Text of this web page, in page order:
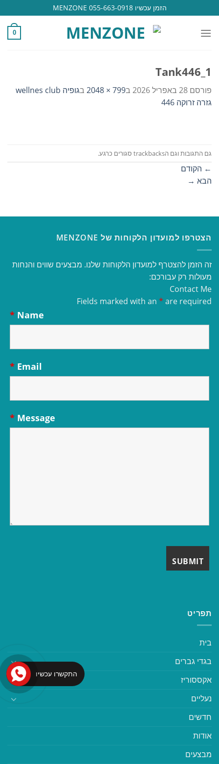
to
content
הזמן עכשיו 055-663-0918 MENZONE
0
Tank446_1
פורסם 28 באפריל 2026 ב799 × 2048 ב
גופיה wellnes club
גזרה זרוקה 446
גם התגובות וגם הtrackbacks סגורים כרגע.
← הקודם
הבא →
הצטרפו למועדון הלקוחות של MENZONE
זה הזמן להצטרף למועדון הלקוחות שלנו. מבצעים שווים והנחות
מעולות רק עבורכם:
Contact Me
Fields marked with an * are required
Name
*
Email
*
Message
*
תפריט
בית
בגדי גברים
אקססוריז
נעליים
חדשים
אודות
מבצעים
התקשרו עכשיו